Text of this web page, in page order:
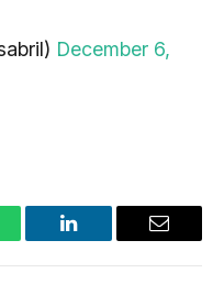
December 6,
LinkedIn Email